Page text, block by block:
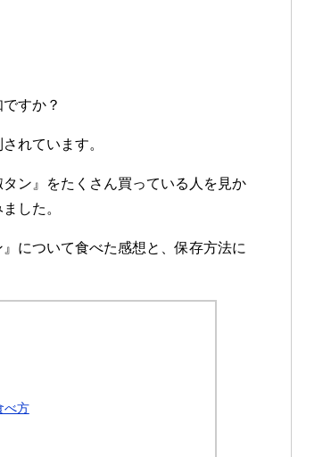
すか？
れています。
ン』をたくさん買っている人を見か
した。
について食べた感想と、保存方法に
べ方